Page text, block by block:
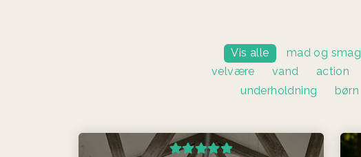
Vis alle
mad og smag
velvære
vand action
underholdning
børn